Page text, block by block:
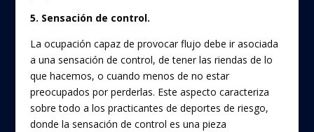
5. Sensación de control.
La ocupación capaz de provocar flujo debe ir asociada
a una sensación de control, de tener las riendas de lo
que hacemos, o cuando menos de no estar
preocupados por perderlas. Este aspecto caracteriza
sobre todo a los practicantes de deportes de riesgo,
donde la sensación de control es una pieza